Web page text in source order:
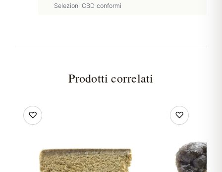
Selezioni CBD conformi
Prodotti correlati
♡ ♡